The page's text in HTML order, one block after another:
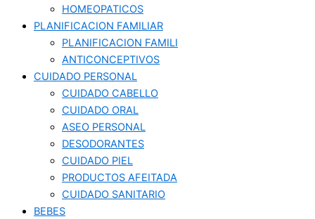
HOMEOPATICOS
PLANIFICACION FAMILIAR
PLANIFICACION FAMILI
ANTICONCEPTIVOS
CUIDADO PERSONAL
CUIDADO CABELLO
CUIDADO ORAL
ASEO PERSONAL
DESODORANTES
CUIDADO PIEL
PRODUCTOS AFEITADA
CUIDADO SANITARIO
BEBES